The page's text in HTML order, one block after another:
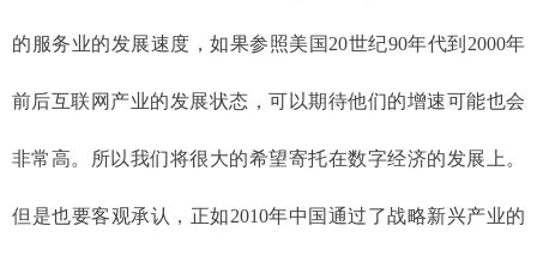
的服务业的发展速度，如果参照美国20世纪90年代到2000年
前后互联网产业的发展状态，可以期待他们的增速可能也会
非常高。所以我们将很大的希望寄托在数字经济的发展上。
但是也要客观承认，正如2010年中国通过了战略新兴产业的